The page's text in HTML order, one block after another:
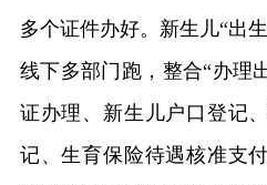
多个证件办好。新生儿“出
线下多部门跑，整合“办理
证办理、新生儿户口登记
记、生育保险待遇核准支